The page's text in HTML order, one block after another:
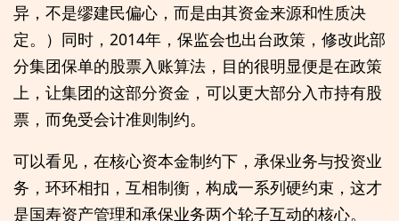
异，不是缪建民偏心，而是由其资金来源和性质决
定。）同时，2014年，保监会也出台政策，修改此部
分集团保单的股票入账算法，目的很明显便是在政策
上，让集团的这部分资金，可以更大部分入市持有股
票，而免受会计准则制约。
可以看见，在核心资本金制约下，承保业务与投资业
务，环环相扣，互相制衡，构成一系列硬约束，这才
是国寿资产管理和承保业务两个轮子互动的核心。